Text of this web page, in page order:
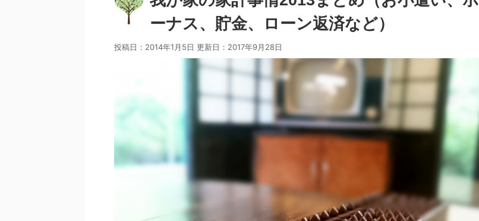
ーナス、貯金、ローン返済など）
投稿日：2014年1月5日 更新日： 2017年9月28日